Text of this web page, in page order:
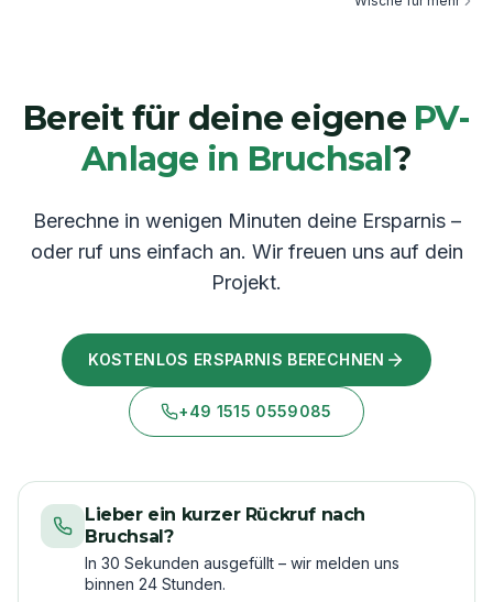
Bereit für deine eigene PV-
Anlage in Bruchsal?
Berechne in wenigen Minuten deine Ersparnis –
oder ruf uns einfach an. Wir freuen uns auf dein
Projekt.
KOSTENLOS ERSPARNIS BERECHNEN
+49 1515 0559085
Lieber ein kurzer Rückruf nach
Bruchsal?
In 30 Sekunden ausgefüllt – wir melden uns
binnen 24 Stunden.